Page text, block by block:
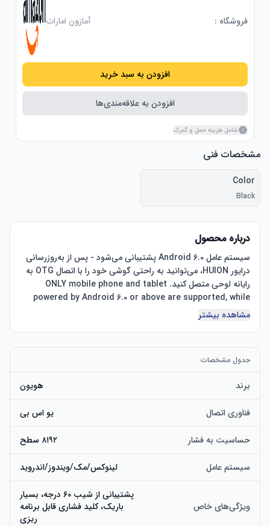
فروشگاه : آمازون امارات
افزودن به سبد خرید
افزودن به علاقه‌مندی‌ها
شامل هزینه حمل و گمرک
مشخصات فنی
Color
Black
درباره محصول
PW100: بدون نیاز به استفاده از باتری و قلم قابل شارژ. به کاربران
want to use it, please contact us to upgrade the
help you to create more natural strokes in applications
provides you with a highly responsive and natural
feeling with 8192 levels of pen pressure sensitivity,
مشاهده بیشتر
جدول مشخصات
برند هویون
فناوری اتصال یو اس بی
حساسیت به فشار ۸۱۹۲ سطح
سیستم عامل لینوکس/مک/ویندوز/اندروید
ویژگی‌های خاص
پشتیبانی از شیب 60 درجه، بسیار
باریک، کلید فشاری قابل برنامه
ریزی